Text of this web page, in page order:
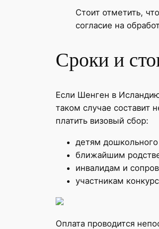
Стоит отметить,
согласие на
Сроки и
Если Шенген в
таком случае составит
платить визовый сбор:
детям дошкольного
ближайшим
инвалидам и
участникам
Оплата проводится